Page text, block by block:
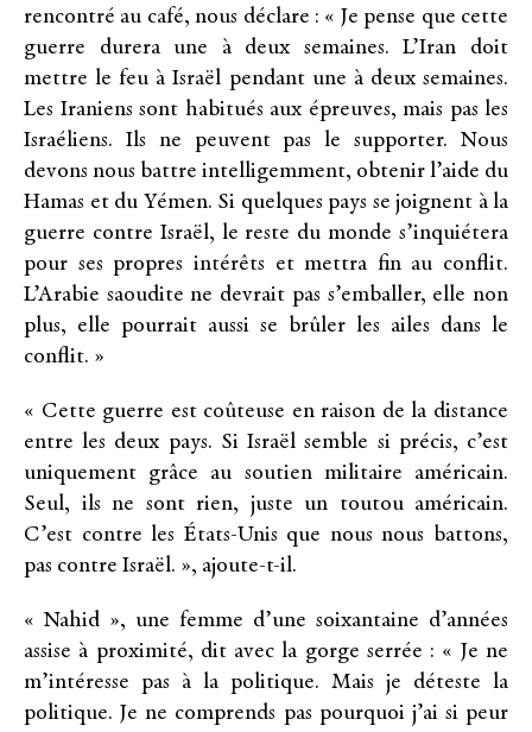
rencontré au café, nous déclare : « Je pense que cette
guerre durera une à deux semaines. L’Iran doit
mettre le feu à Israël pendant une à deux semaines.
Les Iraniens sont habitués aux épreuves, mais pas les
Israéliens. Ils ne peuvent pas le supporter. Nous
devons nous battre intelligemment, obtenir l’aide du
Hamas et du Yémen. Si quelques pays se joignent à la
guerre contre Israël, le reste du monde s’inquiétera
pour ses propres intérêts et mettra fin au conflit.
L’Arabie saoudite ne devrait pas s’emballer, elle non
plus, elle pourrait aussi se brûler les ailes dans le
conflit. »
« Cette guerre est coûteuse en raison de la distance
entre les deux pays. Si Israël semble si précis, c’est
uniquement grâce au soutien militaire américain.
Seul, ils ne sont rien, juste un toutou américain.
C’est contre les États-Unis que nous nous battons,
pas contre Israël. », ajoute-t-il.
« Nahid », une femme d’une soixantaine d’années
assise à proximité, dit avec la gorge serrée : « Je ne
m’intéresse pas à la politique. Mais je déteste la
politique. Je ne comprends pas pourquoi j’ai si peur